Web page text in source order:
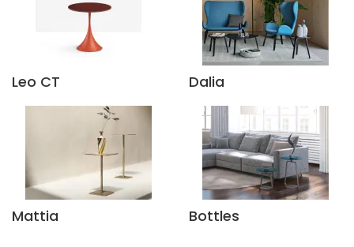
Leo CT Dalia
Mattia Bottles